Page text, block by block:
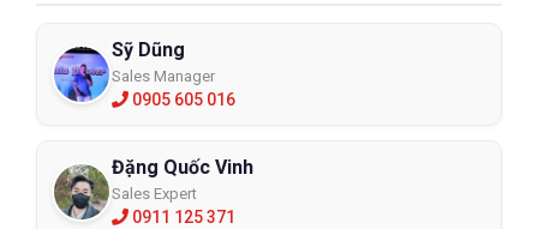
Sỹ Dũng
Sales Manager
0905 605 016
Đặng Quốc Vinh
Sales Expert
0911 125 371